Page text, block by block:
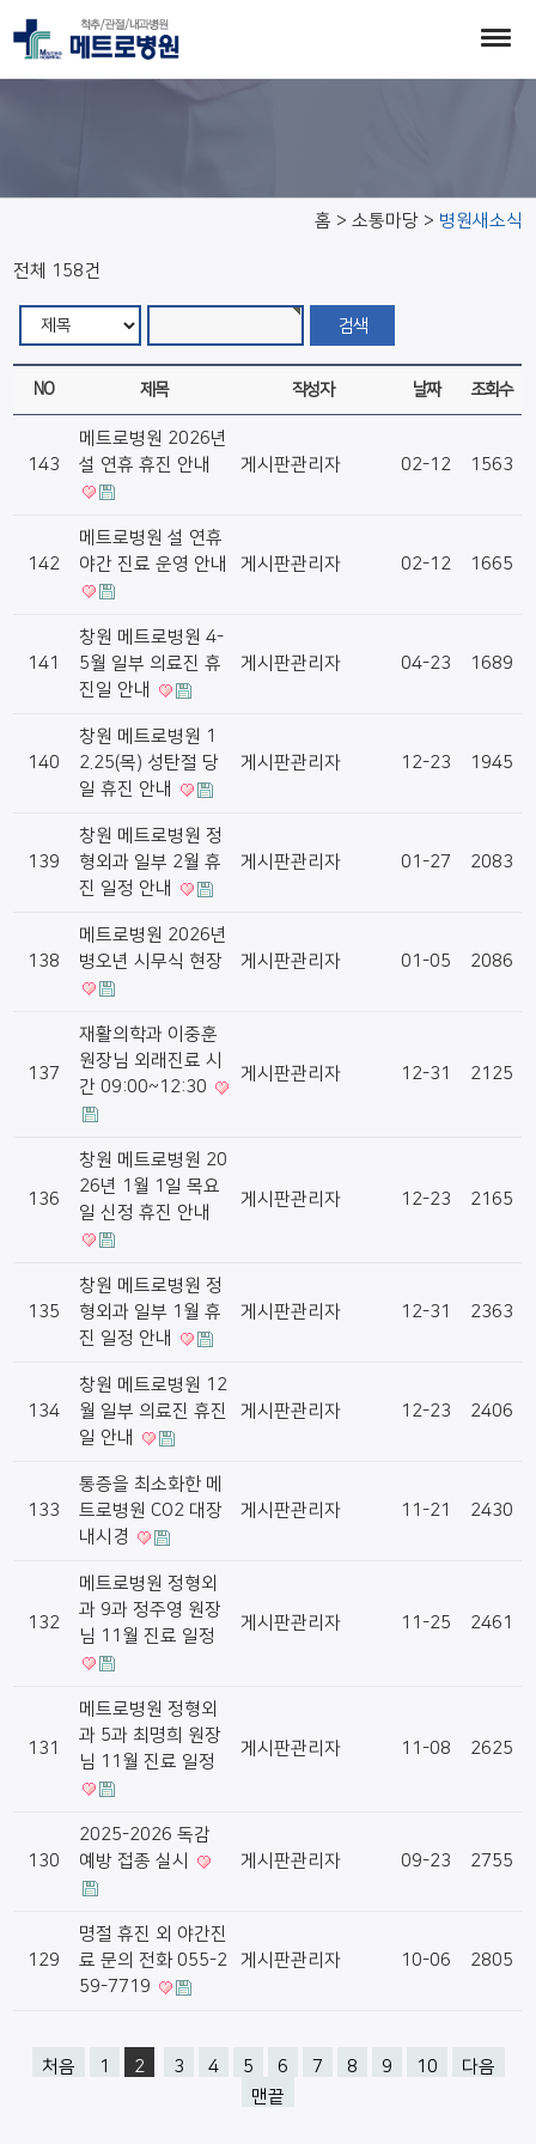
홈 > 소통마당 > 병원새소식
전체 158건
NO 제목 작성자 날짜 조회수
143
메트로병원 2026년
설 연휴 휴진 안내
게시판관리자 02-12 1563
142
메트로병원 설 연휴
야간 진료 운영 안내
게시판관리자 02-12 1665
141
창원 메트로병원 4-
5월 일부 의료진 휴
진일 안내
게시판관리자 04-23 1689
140
창원 메트로병원 1
2.25(목) 성탄절 당
일 휴진 안내
게시판관리자 12-23 1945
139
창원 메트로병원 정
형외과 일부 2월 휴
진 일정 안내
게시판관리자 01-27 2083
138
메트로병원 2026년
병오년 시무식 현장
게시판관리자 01-05 2086
137
재활의학과 이중훈
원장님 외래진료 시
간 09:00~12:30
게시판관리자 12-31 2125
136
창원 메트로병원 20
26년 1월 1일 목요
일 신정 휴진 안내
게시판관리자 12-23 2165
135
창원 메트로병원 정
형외과 일부 1월 휴
진 일정 안내
게시판관리자 12-31 2363
134
창원 메트로병원 12
월 일부 의료진 휴진
일 안내
게시판관리자 12-23 2406
133
통증을 최소화한 메
트로병원 CO2 대장
내시경
게시판관리자 11-21 2430
132
메트로병원 정형외
과 9과 정주영 원장
님 11월 진료 일정
게시판관리자 11-25 2461
131
메트로병원 정형외
과 5과 최명희 원장
님 11월 진료 일정
게시판관리자 11-08 2625
130
2025-2026 독감
예방 접종 실시
게시판관리자 09-23 2755
129
명절 휴진 외 야간진
료 문의 전화 055-2
59-7719
게시판관리자 10-06 2805
처음 1 2 3 4 5 6 7 8 9 10
다음
맨끝